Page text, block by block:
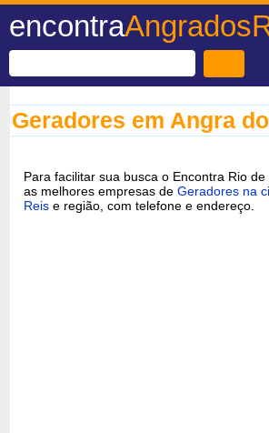
encontra
Geradores em Angra
Para facilitar sua busca o Encontra Rio
as melhores empresas deGeradores na
Reis e região, com telefone e endereço.